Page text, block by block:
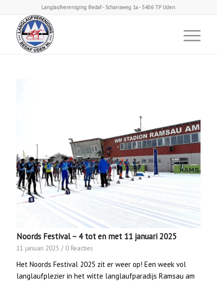
Langlaufvereniging Bedaf - Schansweg 1a - 5406 TP Uden
Noords Festival – 4 tot en met 11 januari 2025
11 januari 2025 / 0 Reacties
Het Noords Festival 2025 zit er weer op! Een week vol
langlaufplezier in het witte langlaufparadijs Ramsau am